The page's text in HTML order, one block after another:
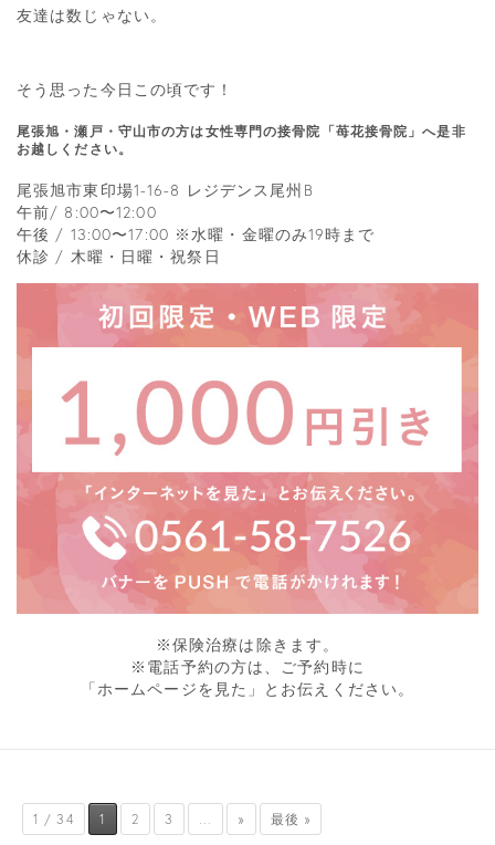
友達は数じゃない。
そう思った今日この頃です！
尾張旭・瀬戸・守山市の方は女性専門の接骨院「苺花接骨院」へ是非
お越しください。
尾張旭市東印場1-16-8 レジデンス尾州B
午前/ 8:00〜12:00
午後 / 13:00〜17:00 ※水曜・金曜のみ19時まで
休診 / 木曜・日曜・祝祭日
※保険治療は除きます。
※電話予約の方は、ご予約時に
「ホームページを見た」とお伝えください。
1 / 34 1 2 3 » 最後 »